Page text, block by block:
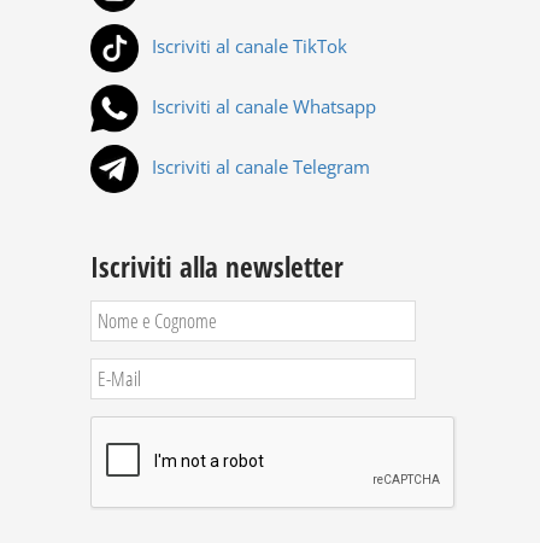
Iscriviti al canale TikTok
Iscriviti al canale Whatsapp
Iscriviti al canale Telegram
Iscriviti alla newsletter